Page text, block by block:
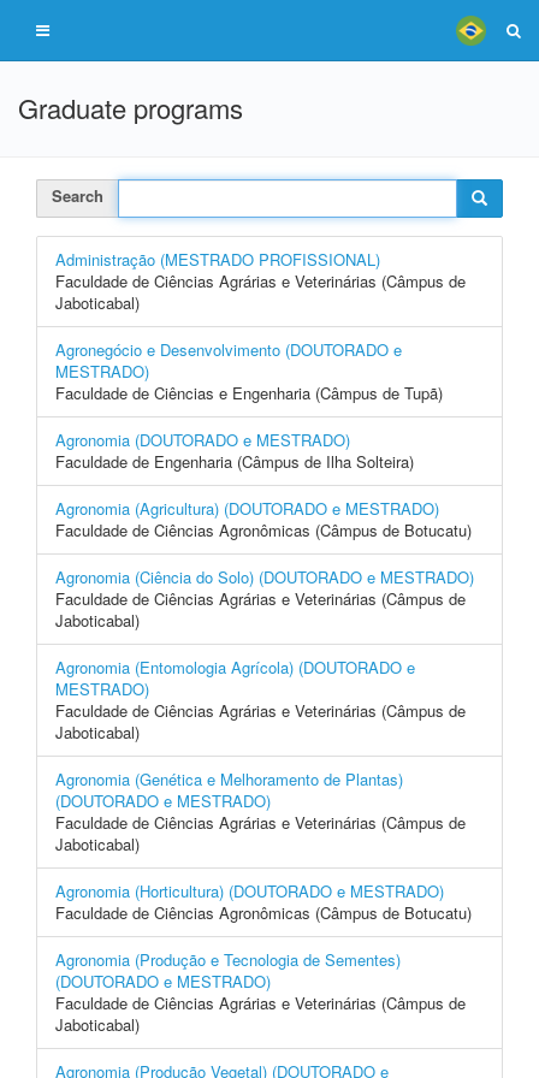
Graduate programs
Search
Administração (MESTRADO PROFISSIONAL)
Faculdade de Ciências Agrárias e Veterinárias (Câmpus de
Jaboticabal)
Agronegócio e Desenvolvimento (DOUTORADO e
MESTRADO)
Faculdade de Ciências e Engenharia (Câmpus de Tupã)
Agronomia (DOUTORADO e MESTRADO)
Faculdade de Engenharia (Câmpus de Ilha Solteira)
Agronomia (Agricultura) (DOUTORADO e MESTRADO)
Faculdade de Ciências Agronômicas (Câmpus de Botucatu)
Agronomia (Ciência do Solo) (DOUTORADO e MESTRADO)
Faculdade de Ciências Agrárias e Veterinárias (Câmpus de
Jaboticabal)
Agronomia (Entomologia Agrícola) (DOUTORADO e
MESTRADO)
Faculdade de Ciências Agrárias e Veterinárias (Câmpus de
Jaboticabal)
Agronomia (Genética e Melhoramento de Plantas)
(DOUTORADO e MESTRADO)
Faculdade de Ciências Agrárias e Veterinárias (Câmpus de
Jaboticabal)
Agronomia (Horticultura) (DOUTORADO e MESTRADO)
Faculdade de Ciências Agronômicas (Câmpus de Botucatu)
Agronomia (Produção e Tecnologia de Sementes)
(DOUTORADO e MESTRADO)
Faculdade de Ciências Agrárias e Veterinárias (Câmpus de
Jaboticabal)
Agronomia (Produção Vegetal) (DOUTORADO e